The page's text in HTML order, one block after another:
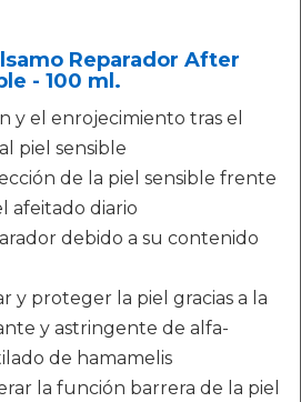
Reparador After
- 100 ml.
y el enrojecimiento tras el
piel sensible
de la piel sensible frente
afeitado diario
debido a su contenido
y proteger la piel gracias a la
y astringente de alfa-
de hamamelis
la función barrera de la piel